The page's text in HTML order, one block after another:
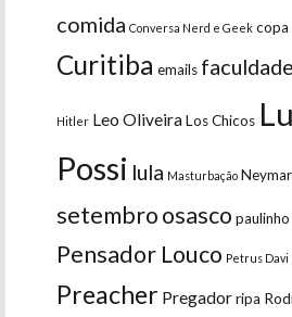
comida Conversa Nerd e Geek copa
Curitiba emails faculdade
Hitler Leo OliveiraLos Chicos
Possi lula Masturbação Neymar
setembroosasco
Pensador Louco Petrus Davi
Preacher Pregadorripa